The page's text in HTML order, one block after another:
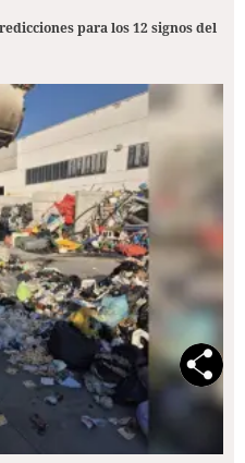
para los 12 signos del